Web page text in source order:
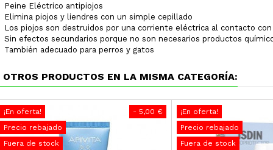
Peine Eléctrico antipiojos
Elimina piojos y liendres con un simple cepillado
Los piojos son destruidos por una corriente eléctrica al contacto
Sin efectos secundarios porque no son necesarios productos
También adecuado para perros y gatos
OTROS PRODUCTOS EN LA MISMA CATEGORÍA:
- 5,00 €
¡En oferta!
Precio rebajado
Fuera de stock
¡En oferta!
Precio rebajado
Fuera de stock